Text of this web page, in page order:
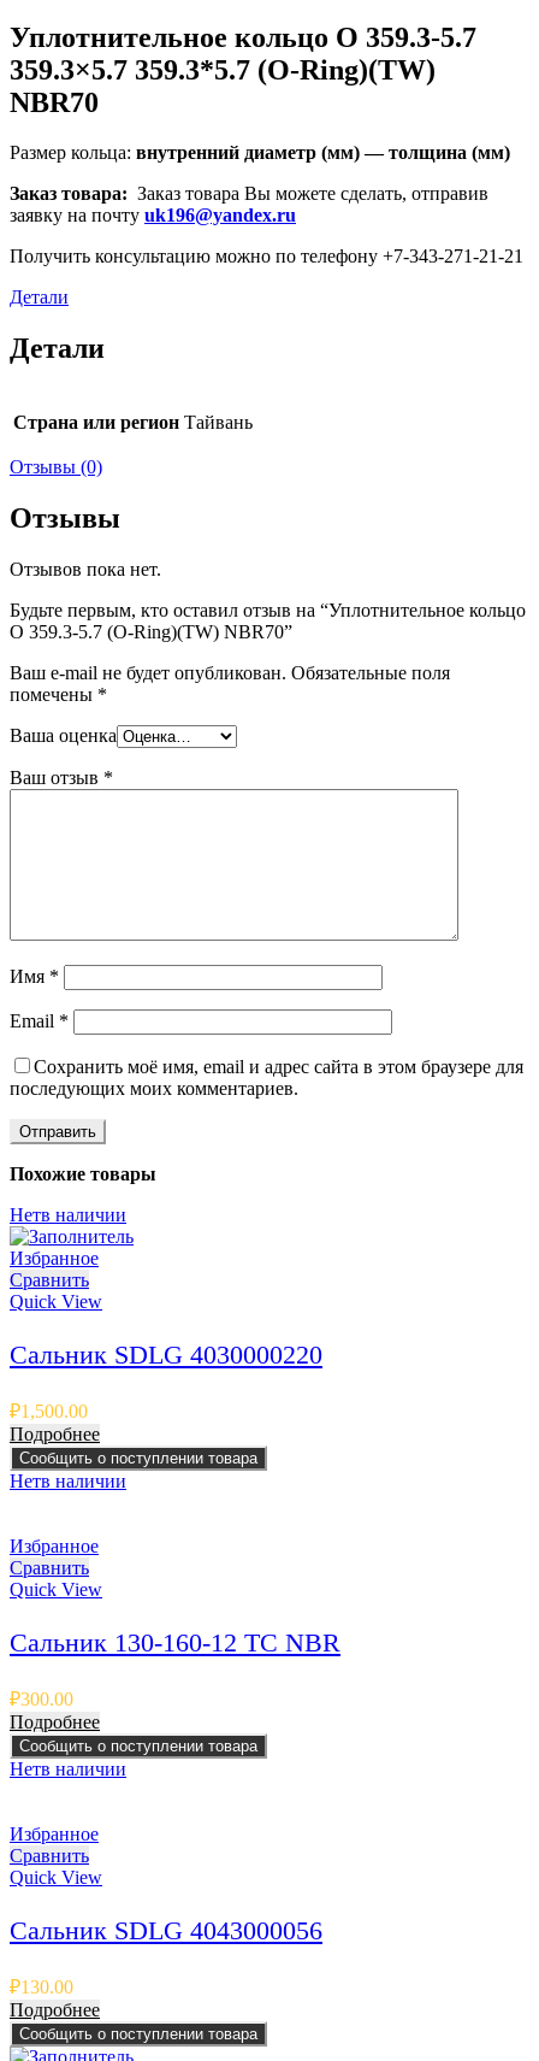
Уплотнительное кольцо O 359.3-5.7
359.3×5.7 359.3*5.7 (O-Ring)(TW)
NBR70
Размер кольца: внутренний диаметр (мм) — толщина (мм)
Заказ товара: Заказ товара Вы можете сделать, отправив
заявку на почту uk196@yandex.ru
Получить консультацию можно по телефону +7-343-271-21-21
Детали
Детали
Страна или регион Тайвань
Отзывы (0)
Отзывы
Отзывов пока нет.
Будьте первым, кто оставил отзыв на “Уплотнительное кольцо
O 359.3-5.7 (O-Ring)(TW) NBR70”
Ваш e-mail не будет опубликован. Обязательные поля
помечены *
Ваша оценка
Ваш отзыв *
Имя *
Email *
Сохранить моё имя, email и адрес сайта в этом браузере для
последующих моих комментариев.
Похожие товары
Нетв наличии
Избранное
Сравнить
Quick View
Сальник SDLG 4030000220
₽1,500.00
Подробнее
Сообщить о поступлении товара
Нетв наличии
Избранное
Сравнить
Quick View
Сальник 130-160-12 TC NBR
₽300.00
Подробнее
Сообщить о поступлении товара
Нетв наличии
Избранное
Сравнить
Quick View
Сальник SDLG 4043000056
₽130.00
Подробнее
Сообщить о поступлении товара